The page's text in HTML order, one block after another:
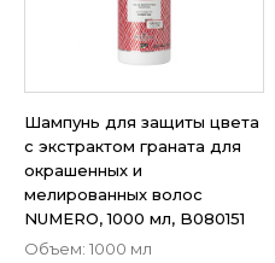
Шампунь для защиты цвета
с экстрактом граната для
окрашенных и
мелированных волос
NUMERO, 1000 мл, B080151
Объем: 1000 мл